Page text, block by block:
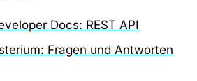
Docs: REST API
Fragen und Antworten